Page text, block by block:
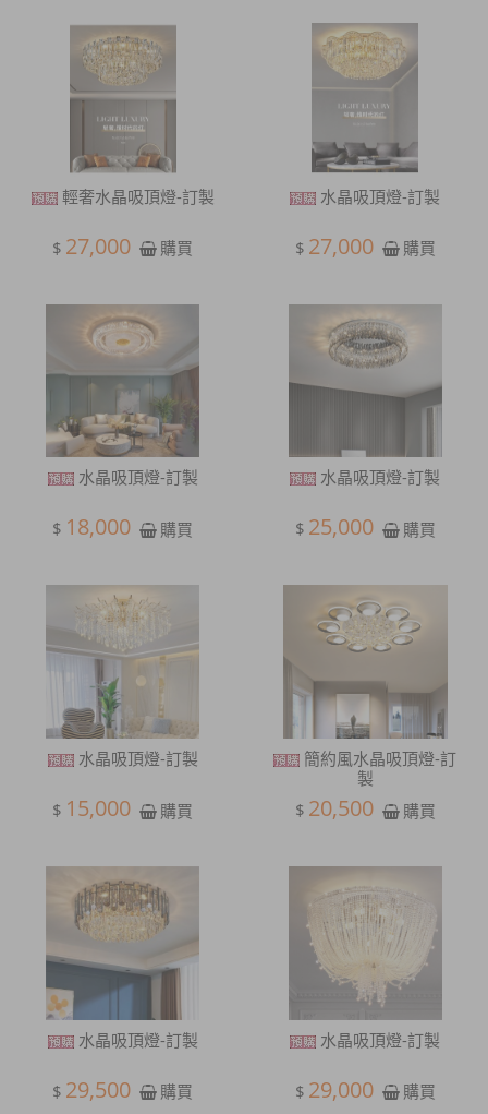
輕奢水晶吸頂燈-訂製
$ 27,000 購買
水晶吸頂燈-訂製
$ 27,000 購買
水晶吸頂燈-訂製
$ 18,000 購買
水晶吸頂燈-訂製
$ 25,000 購買
水晶吸頂燈-訂製
$ 15,000 購買
簡約風水晶吸頂燈-訂
製
$ 20,500 購買
水晶吸頂燈-訂製
$ 29,500 購買
水晶吸頂燈-訂製
$ 29,000 購買